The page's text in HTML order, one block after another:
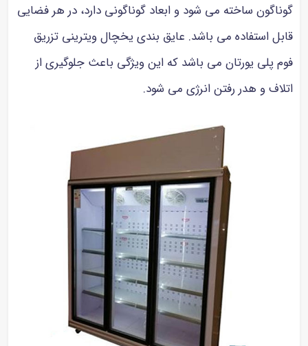
گوناگون ساخته می شود و ابعاد گوناگونی دارد، در هر فضایی
قابل استفاده می باشد. عایق بندی یخچال ویترینی تزریق
فوم پلی یورتان می باشد که این ویژگی باعث جلوگیری از
اتلاف و هدر رفتن انرژی می شود.